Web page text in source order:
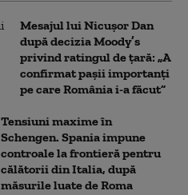
Mesajul lui Nicușor Dan
după decizia Moody’s
privind ratingul de țară: „A
confirmat pașii importanți
pe care România i-a făcut”
Tensiuni maxime în
Schengen. Spania impune
controale la frontieră pentru
călătorii din Italia, după
măsurile luate de Roma